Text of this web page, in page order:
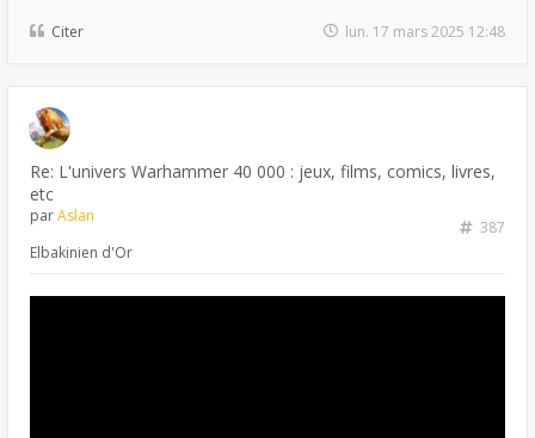
Citer lun. 17 mars 2025 12:48
Re: L'univers Warhammer 40 000 : jeux, films, comics, livres,
etc
387
parAslan
Elbakinien d'Or